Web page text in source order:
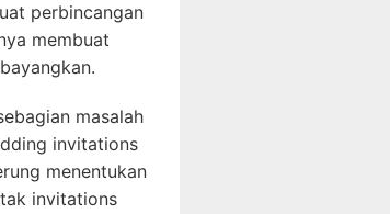
perbincangan
membuat
masalah
invitations
menentukan
invitations